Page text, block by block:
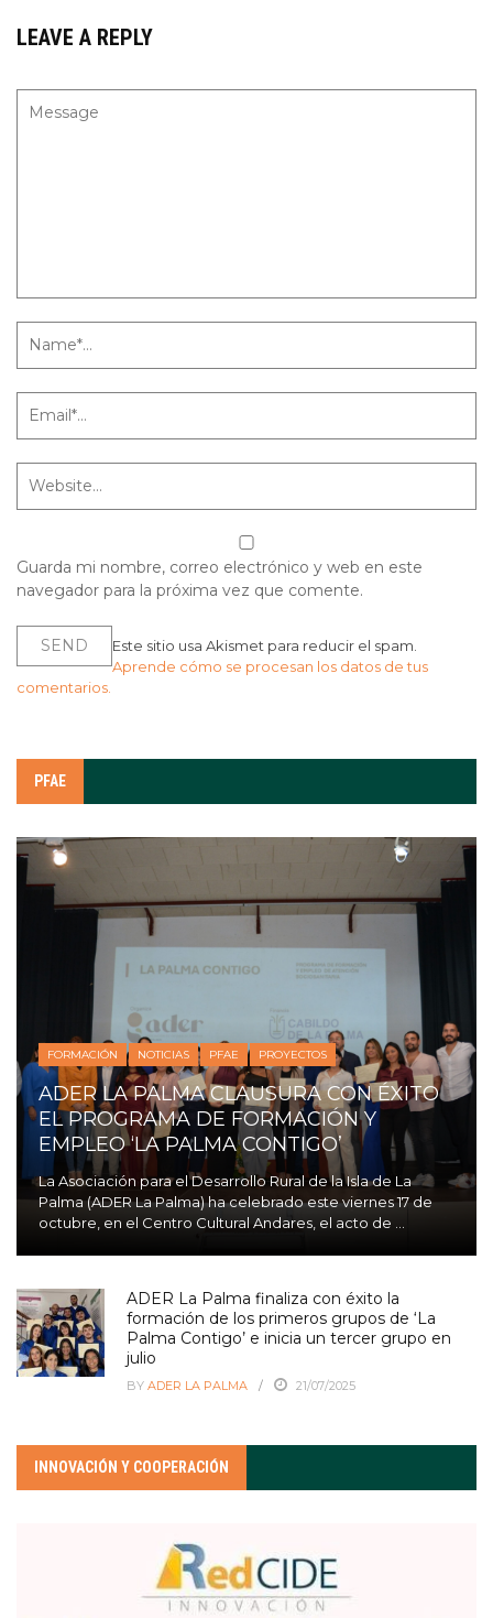
LEAVE A REPLY
Guarda mi nombre, correo electrónico y web en este
navegador para la próxima vez que comente.
Este sitio usa Akismet para reducir el spam.
Aprende cómo se procesan los datos de tus
comentarios.
PFAE
FORMACIÓN NOTICIAS PFAE PROYECTOS
ADER LA PALMA CLAUSURA CON ÉXITO
EL PROGRAMA DE FORMACIÓN Y
EMPLEO ‘LA PALMA CONTIGO’
La Asociación para el Desarrollo Rural de la Isla de La
Palma (ADER La Palma) ha celebrado este viernes 17 de
octubre, en el Centro Cultural Andares, el acto de ...
ADER La Palma finaliza con éxito la
formación de los primeros grupos de ‘La
Palma Contigo’ e inicia un tercer grupo en
julio
BY ADER LA PALMA 21/07/2025
INNOVACIÓN Y COOPERACIÓN